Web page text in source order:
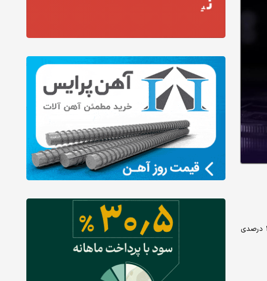
امروز به ۶۷,۸۴۳ (شصت و هفت هزار و هشتصد و چهل و سه ) دلار رسید که نسبت به روز قبل ، کاهش ۳.۰۷ درصدی